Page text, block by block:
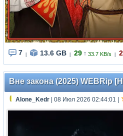
7 13.6 GB 29 ↑ 33.7 KB/s 2
Вне закона (2025) WEBRip
Alone_Kedr | 08 Июл 2026 02:44:01